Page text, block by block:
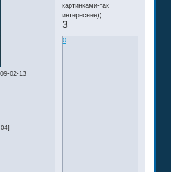
02-13
картинками-так
интереснее))
3
0